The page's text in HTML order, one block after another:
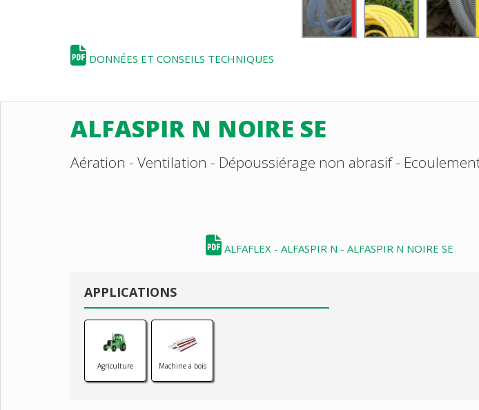
DONNÉES ET CONSEILS TECHNIQUES
ALFASPIR N NOIRE SE
Aération - Ventilation - Dépoussiérage non abrasif -
ALFAFLEX - ALFASPIR N - ALFASPIR N NOIRE SE
APPLICATIONS
Agriculture Machine a bois